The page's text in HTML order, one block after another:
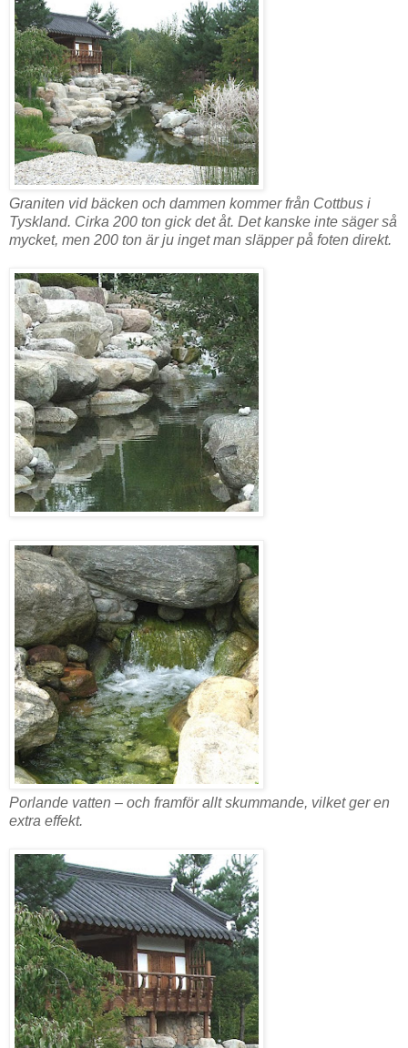
Graniten vid bäcken och dammen kommer från Cottbus i
Tyskland. Cirka 200 ton gick det åt. Det kanske inte säger så
mycket, men 200 ton är ju inget man släpper på foten direkt.
Porlande vatten – och framför allt skummande, vilket ger en
extra effekt.